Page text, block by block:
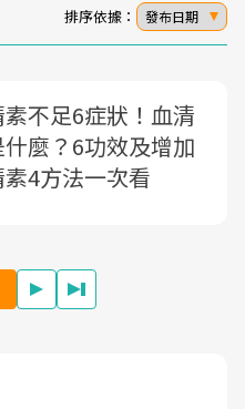
排序依據： 發布日期
不足6症狀！血清
麼？6功效及增加
4方法一次看